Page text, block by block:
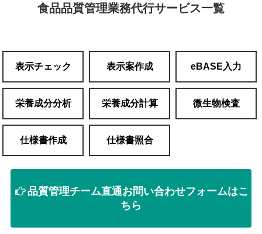
食品品質管理業務代行サービス一覧
表示チェック 表示案作成 eBASE入力
栄養成分分析 栄養成分計算 微生物検査
仕様書作成 仕様書照合
品質管理チーム直通お問い合わせフォームはこ
ちら